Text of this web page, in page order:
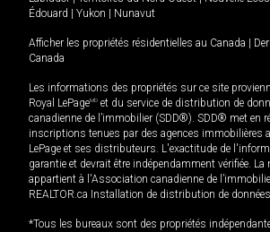
Édouard
Yukon Nunavut
Afficher les propriétés résidentielles au Canada
Canada
Les informations des propriétés sur ce site
Royal LePageMD et du service de distribution de
canadienne de l’immobilier (SDD®). SDD® met en
inscriptions tenues par des agences immobilières
LePage et ses distributeurs. L'exactitude de
garantie et devrait être indépendamment vérifiée.
appartient à l'Association canadienne de
REALTOR.ca Installation de distribution de
*Tous les bureaux sont des propriétés